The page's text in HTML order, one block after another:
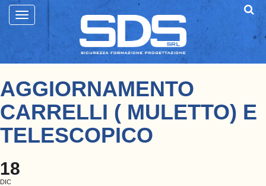
Mostra
Menu
AGGIORNAMENTO
CARRELLI ( MULETTO) E
TELESCOPICO
18
DIC